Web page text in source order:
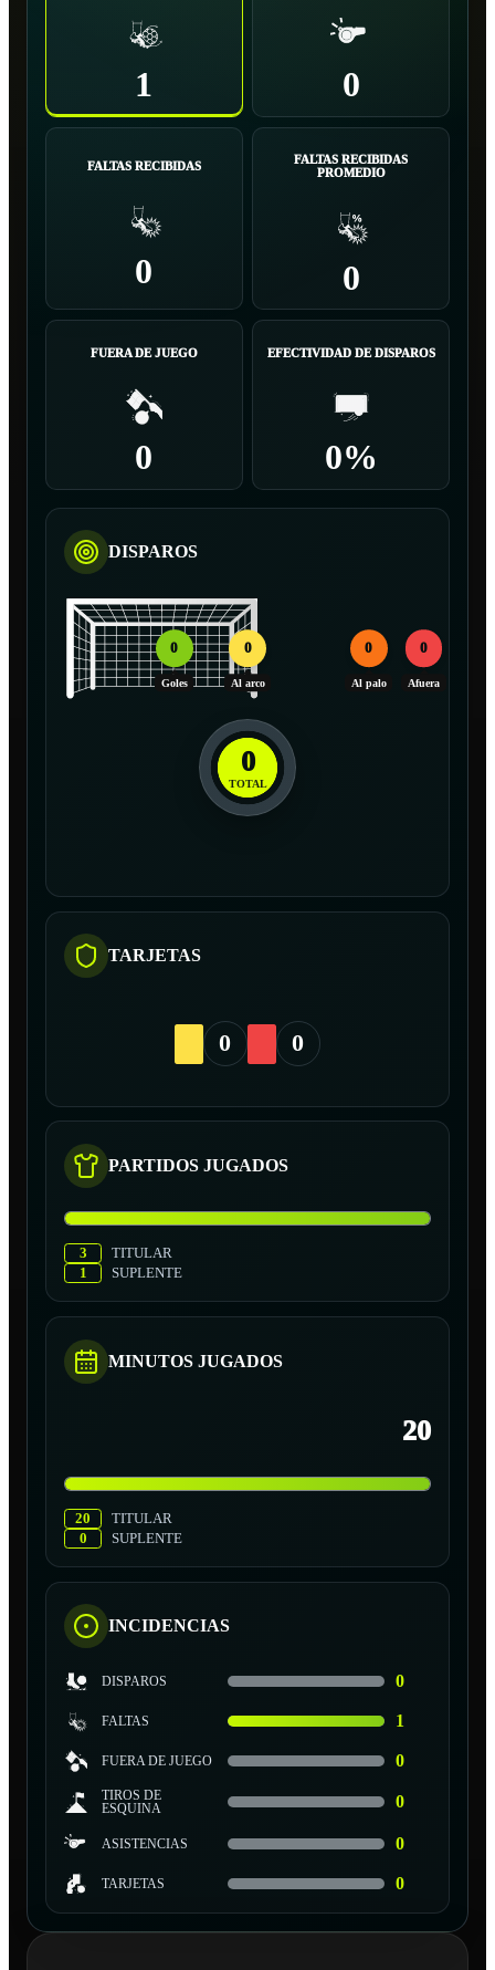
1 0
FALTAS RECIBIDAS
0
FALTAS RECIBIDAS
PROMEDIO
0
FUERA DE JUEGO
0
EFECTIVIDAD DE DISPAROS
0%
DISPAROS
0
Goles
0
Al arco
0
Al palo
0
Afuera
0
TOTAL
TARJETAS
0 0
PARTIDOS JUGADOS
3
TITULAR
1
SUPLENTE
MINUTOS JUGADOS
20
20
TITULAR
0
SUPLENTE
INCIDENCIAS
DISPAROS 0
FALTAS 1
FUERA DE JUEGO 0
TIROS DE
ESQUINA
0
ASISTENCIAS 0
TARJETAS 0